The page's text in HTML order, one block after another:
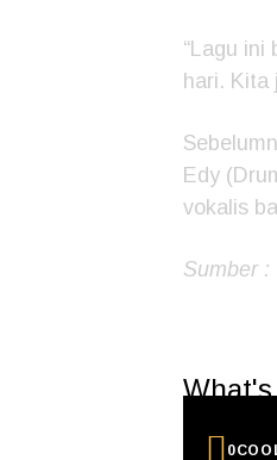
“Lagu ini
hari. Kita
Edy
vokalis
Sumber :
0